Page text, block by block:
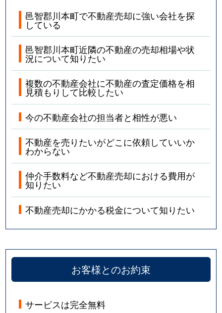
邑智郡川本町で不動産売却に強い会社を探
している
邑智郡川本町近隣の不動産の売却相場や状
況について知りたい
複数の不動産会社に不動産の査定価格を相
見積もりして比較したい
今の不動産会社の担当者と相性が悪い
不動産を売りたいがどこに依頼していいか
わからない
仲介手数料など不動産売却における費用が
知りたい
不動産売却にかかる税金について知りたい
お客様とのお約束
サービスは完全無料